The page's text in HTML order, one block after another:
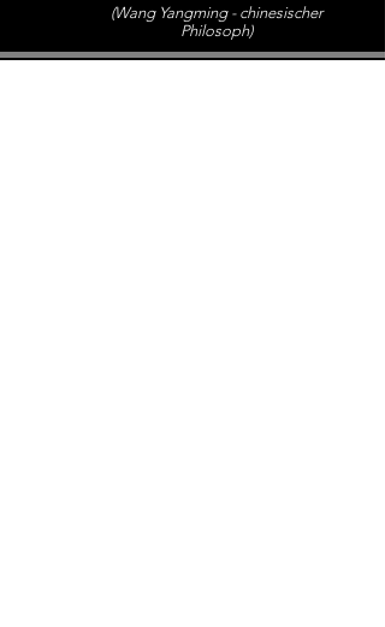
(Wang Yangming - chinesischer
Philosoph)